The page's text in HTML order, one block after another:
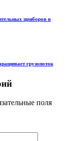
приборов в
грузопоток
поля